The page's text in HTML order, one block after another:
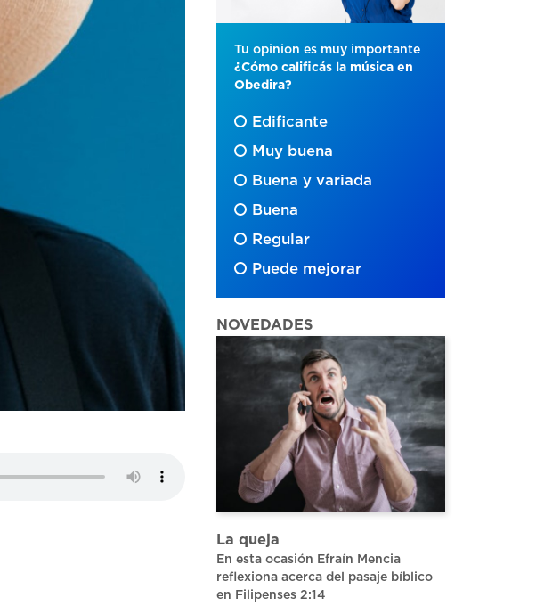
Tu opinion es muy importante
¿Cómo calificás la música en
Obedira?
Edificante
Muy buena
Buena y variada
Buena
Regular
Puede mejorar
NOVEDADES
La queja
En esta ocasión Efraín Mencia
reflexiona acerca del pasaje bíblico
en Filipenses 2:14